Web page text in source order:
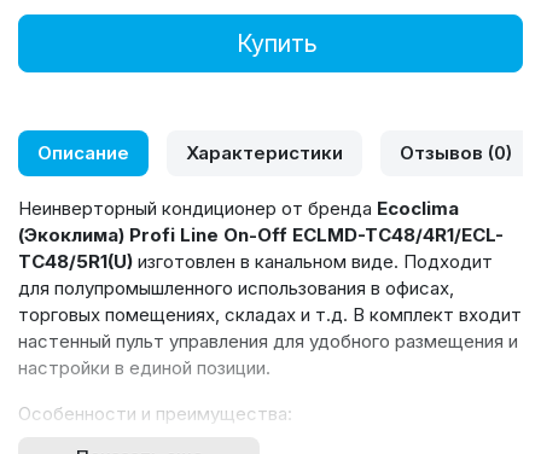
Купить
Описание Характеристики Отзывов (0)
Неинверторный кондиционер от бренда Ecoclima
(Экоклима) Profi Line On-Off ECLMD-TC48/4R1/ECL-
TC48/5R1(U) изготовлен в канальном виде. Подходит
для полупромышленного использования в офисах,
торговых помещениях, складах и т.д. В комплект входит
настенный пульт управления для удобного размещения и
настройки в единой позиции.
Особенности и преимущества: